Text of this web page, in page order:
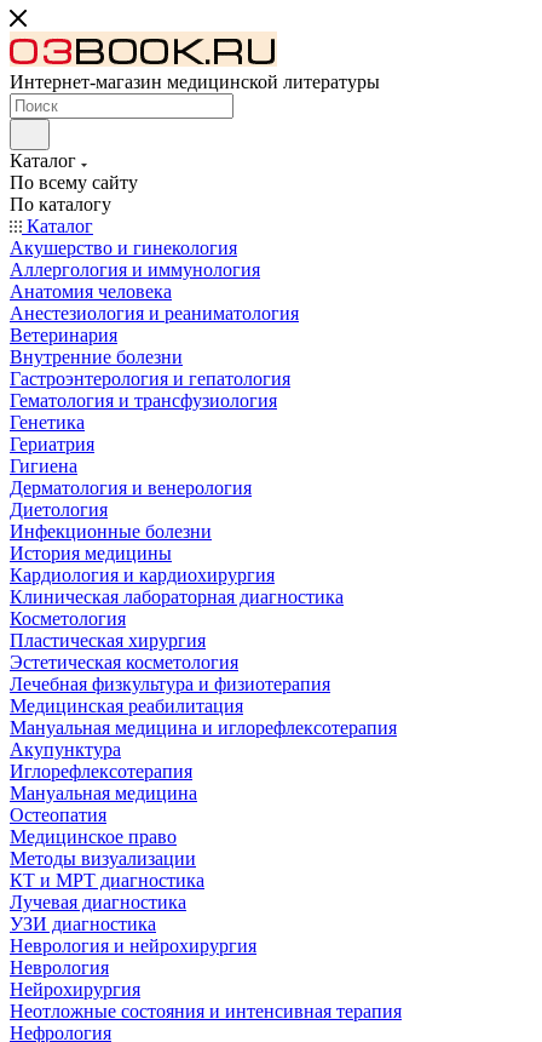
Интернет-магазин медицинской литературы
Каталог
По всему сайту
По каталогу
Каталог
Акушерство и гинекология
Аллергология и иммунология
Анатомия человека
Анестезиология и реаниматология
Ветеринария
Внутренние болезни
Гастроэнтерология и гепатология
Гематология и трансфузиология
Генетика
Гериатрия
Гигиена
Дерматология и венерология
Диетология
Инфекционные болезни
История медицины
Кардиология и кардиохирургия
Клиническая лабораторная диагностика
Косметология
Пластическая хирургия
Эстетическая косметология
Лечебная физкультура и физиотерапия
Медицинская реабилитация
Мануальная медицина и иглорефлексотерапия
Акупунктура
Иглорефлексотерапия
Мануальная медицина
Остеопатия
Медицинское право
Методы визуализации
КТ и МРТ диагностика
Лучевая диагностика
УЗИ диагностика
Неврология и нейрохирургия
Неврология
Нейрохирургия
Неотложные состояния и интенсивная терапия
Нефрология